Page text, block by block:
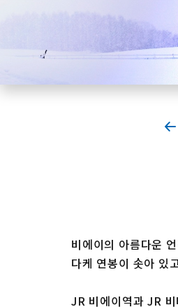
비에이의 아름다운
다케 연봉이 솟아 있
JR 비에이역과 JR